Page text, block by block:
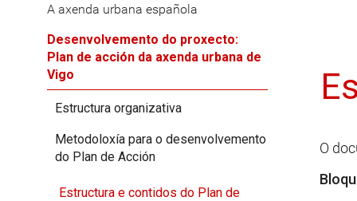
O
A axenda urbana española
Desenvolvemento do proxecto:
Plan de acción da axenda urbana de
Vigo
Estructura organizativa
Metodoloxía para o desenvolvemento
do Plan de Acción
Estructura e contidos do Plan de